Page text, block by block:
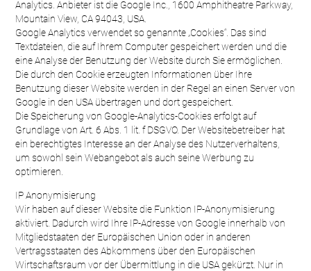
Analytics. Anbieter ist die Google Inc., 1600 Amphitheatre Parkway,
Mountain View, CA 94043, USA.
Google Analytics verwendet so genannte „Cookies“. Das sind
Textdateien, die auf Ihrem Computer gespeichert werden und die
eine Analyse der Benutzung der Website durch Sie ermöglichen.
Die durch den Cookie erzeugten Informationen über Ihre
Benutzung dieser Website werden in der Regel an einen Server von
Google in den USA übertragen und dort gespeichert.
Die Speicherung von Google-Analytics-Cookies erfolgt auf
Grundlage von Art. 6 Abs. 1 lit. f DSGVO. Der Websitebetreiber hat
ein berechtigtes Interesse an der Analyse des Nutzerverhaltens,
um sowohl sein Webangebot als auch seine Werbung zu
optimieren.
IP Anonymisierung
Wir haben auf dieser Website die Funktion IP-Anonymisierung
aktiviert. Dadurch wird Ihre IP-Adresse von Google innerhalb von
Mitgliedstaaten der Europäischen Union oder in anderen
Vertragsstaaten des Abkommens über den Europäischen
Wirtschaftsraum vor der Übermittlung in die USA gekürzt. Nur in